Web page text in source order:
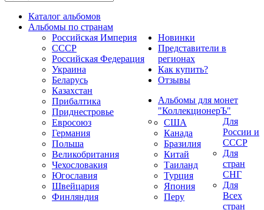
Каталог альбомов
Альбомы по странам
Российская Империя
СССР
Российская Федерация
Украина
Беларусь
Казахстан
Прибалтика
Приднестровье
Евросоюз
Германия
Польша
Великобритания
Чехословакия
Югославия
Швейцария
Финляндия
США
Канада
Бразилия
Китай
Таиланд
Турция
Япония
Перу
Новинки
Представители в
регионах
Как купить?
Отзывы
Альбомы для монет
"КоллекционерЪ"
Для
России и
СССР
Для
стран
СНГ
Для
Всех
стран